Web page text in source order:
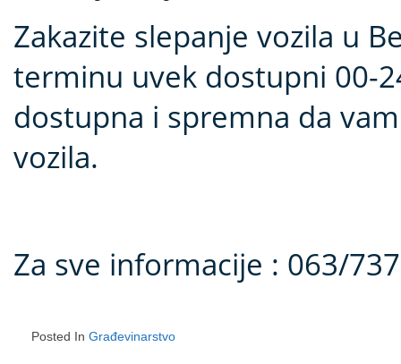
Zakazite slepanje vozila u
terminu uvek dostupni 00-
dostupna i spremna da
vozila.
Za sve informacije : 063/
Posted In Građevinarstvo